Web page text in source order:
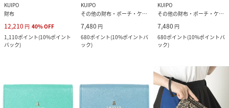
KUIPO
財布
12,210 円 40%OFF
1,110ポイント(10%ポイント
バック)
KUIPO
その他の財布・ポーチ・ケース
7,480 円
680ポイント(10%ポイントバ
ック)
KUIPO
その他の財布・ポーチ・ケース
7,480 円
680ポイント(10%ポイントバ
ック)